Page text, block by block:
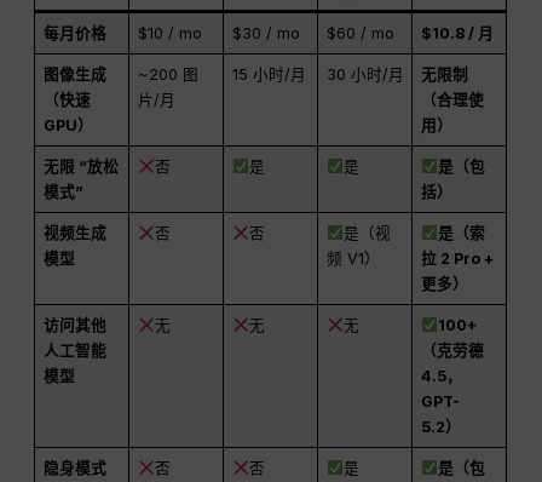
每月价格 $10 / mo $30 / mo $60 / mo $10.8 / 月
图像生成
（快速
GPU）
~200 图
片/月
15 小时/月 30 小时/月
无限制
（合理使
用）
无限 “放松
模式”
否 是 是
是（包
括）
视频生成
模型
否 否
是（视
频 V1）
是（索
拉 2 Pro +
更多）
访问其他
人工智能
模型
无 无 无
100+
（克劳德
4.5，
GPT-
5.2）
隐身模式
否 否 是
是（包